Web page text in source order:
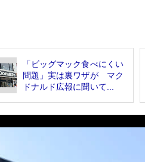
「ビッグマック食べにくい
問題」実は裏ワザが マク
ドナルド広報に聞いて...